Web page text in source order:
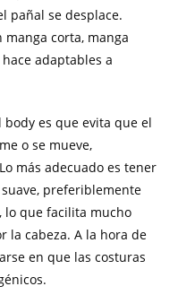
pañal se desplace.
corta, manga
adaptables a
es que evita que el
o se mueve,
más adecuado es tener
preferiblemente
lo que facilita mucho
la cabeza. A la hora de
en que las costuras